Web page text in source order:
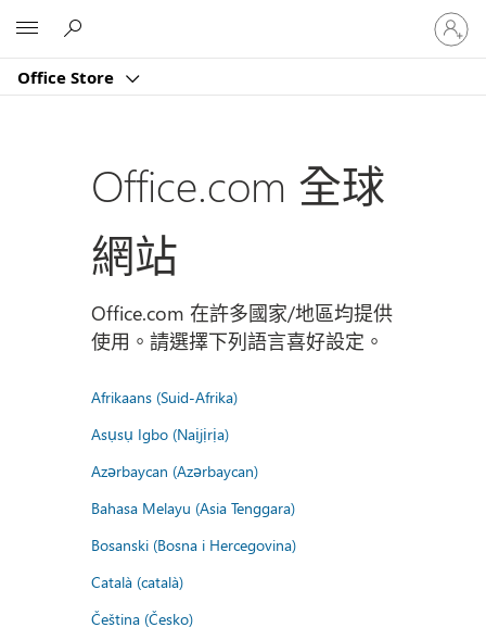
Office Store
登
入
您
Office.com 全球
網站
Office.com 在許多國家/地區均提供
使用。請選擇下列語言喜好設定。
Afrikaans (Suid-Afrika)
Asụsụ Igbo (Naịjịrịa)
Azərbaycan (Azərbaycan)
Bahasa Melayu (Asia Tenggara)
Bosanski (Bosna i Hercegovina)
Català (català)
Čeština (Česko)